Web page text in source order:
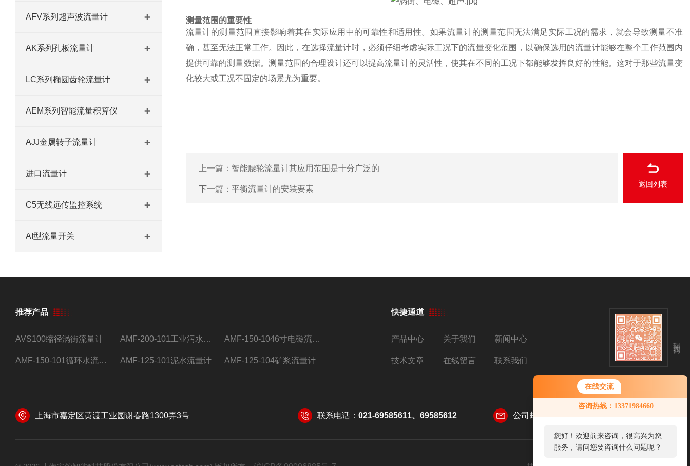
在线交流
咨询热线：13371984660
您好！欢迎前来咨询，很高兴为您
服务，请问您要咨询什么问题呢？
AFV系列超声波流量计
AK系列孔板流量计
LC系列椭圆齿轮流量计
AEM系列智能流量积算仪
AJJ金属转子流量计
进口流量计
C5无线远传监控系统
AI型流量开关
测量范围的重要性
流量计的测量范围直接影响着其在实际应用中的可靠性和适用性。如果流量计的测量范围无法满足实际工况的需求，就会导致测量不准
确，甚至无法正常工作。因此，在选择流量计时，必须仔细考虑实际工况下的流量变化范围，以确保选用的流量计能够在整个工作范围内
提供可靠的测量数据。测量范围的合理设计还可以提高流量计的灵活性，使其在不同的工况下都能够发挥良好的性能。这对于那些流量变
化较大或工况不固定的场景尤为重要。
上一篇： 智能腰轮流量计其应用范围是十分广泛的
下一篇： 平衡流量计的安装要素
返回列表
推荐产品
AVS100缩径涡街流量计 AMF-200-101工业污水流量计 AMF-150-1046寸电磁流量计
AMF-150-101循环水流量计,电磁流量计 AMF-125-101泥水流量计 AMF-125-104矿浆流量计
快捷通道
产品中心 关于我们 新闻中心
技术文章 在线留言 联系我们
上海市嘉定区黄渡工业园谢春路1300弄3号 联系电话： 021-69585611、69585612 公司邮箱：